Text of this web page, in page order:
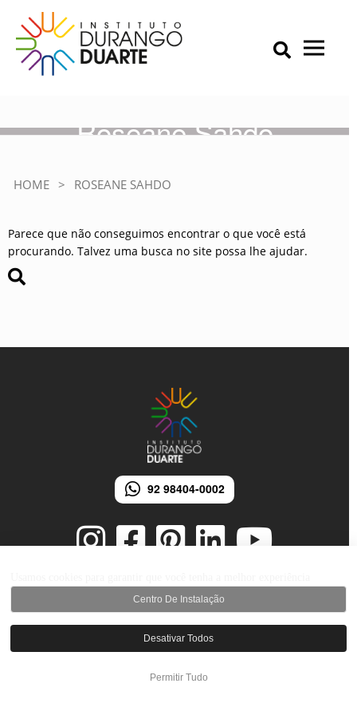
content
IDD – Instituto Durango Duarte
Instituto Durango Duarte
Primary Menu
Roseane Sahdo
HOME > ROSEANE SAHDO
Parece que não conseguimos encontrar o que você está
procurando. Talvez uma busca no site possa lhe ajudar.
92 98404-0002
© 2026 Instituto Durango Duarte - Todos os direitos reservados.
Desenvolvido por iMarketing Agência Digital
Centro De Instalação
Desativar Todos
Permitir Tudo